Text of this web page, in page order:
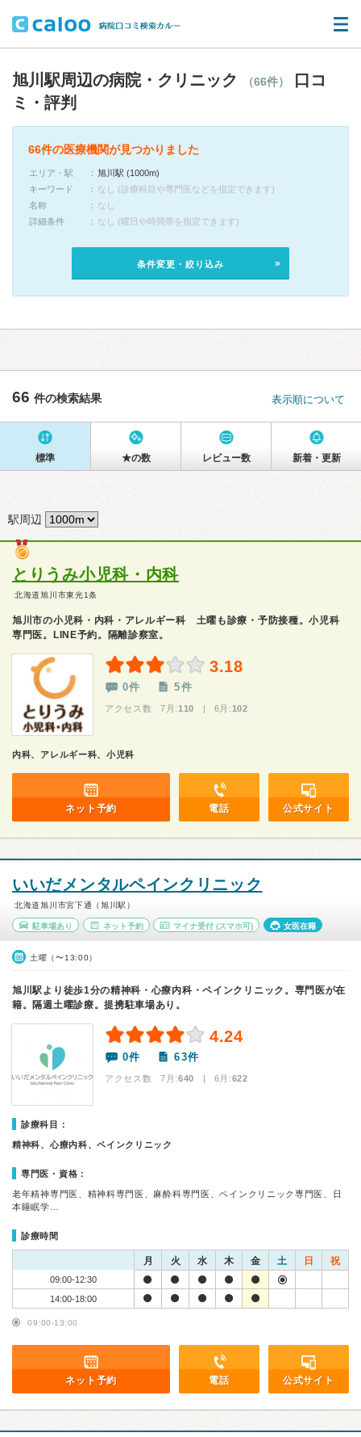
旭川駅周辺の病院・クリニック （66件）
口コ
ミ・評判
66件の医療機関が見つかりました
エリア・駅
旭川駅 (1000m)
キーワード
なし (診療科目や専門医などを指定できます)
名称
なし
詳細条件
なし (曜日や時間帯を指定できます)
条件変更・絞り込み
66 件の検索結果 表示順について
標準 ★の数 レビュー数 新着・更新
駅周辺
とりうみ小児科・内科
北海道旭川市東光1条
旭川市の小児科・内科・アレルギー科 土曜も診療・予防接種。小児科
専門医。LINE予約。隔離診察室。
3.18
0件 5件
アクセス数 7月: 110 | 6月: 102
内科、アレルギー科、小児科
ネット予約 電話 公式サイト
いいだメンタルペインクリニック
北海道旭川市宮下通（旭川駅）
駐車場あり ネット予約 マイナ受付 (スマホ可) 女医在籍
土曜（〜13:00）
旭川駅より徒歩1分の精神科・心療内科・ペインクリニック。専門医が在
籍。隔週土曜診療。提携駐車場あり。
4.24
0件 63件
アクセス数 7月:640 | 6月:622
診療科目：
精神科、心療内科、ペインクリニック
専門医・資格：
老年精神専門医、精神科専門医、麻酔科専門医、ペインクリニック専門医、日
本睡眠学…
診療時間
月 火 水 木 金 土 日 祝
09:00-12:30
14:00-18:00
09:00-13:00
ネット予約 電話 公式サイト